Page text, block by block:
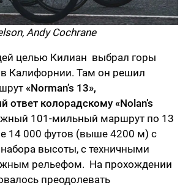
Andy Cochrane
целью Килиан выбрал горы
Калифорнии. Там он решил
«Norman’s 13»,
ответ колорадскому «Nolan’s
101-мильный маршрут по 13
14 000 футов (выше 4200 м) с
высоты, с техничными
рельефом. На прохождении
преодолевать